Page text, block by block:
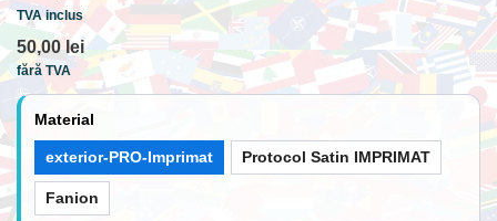
TVA inclus
50,00 lei
fără TVA
Material
exterior-PRO-Imprimat Protocol Satin IMPRIMAT
Fanion